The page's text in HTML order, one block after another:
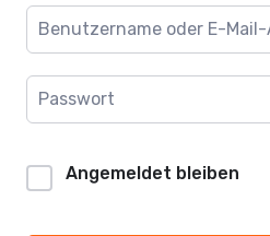
Angemeldet bleiben